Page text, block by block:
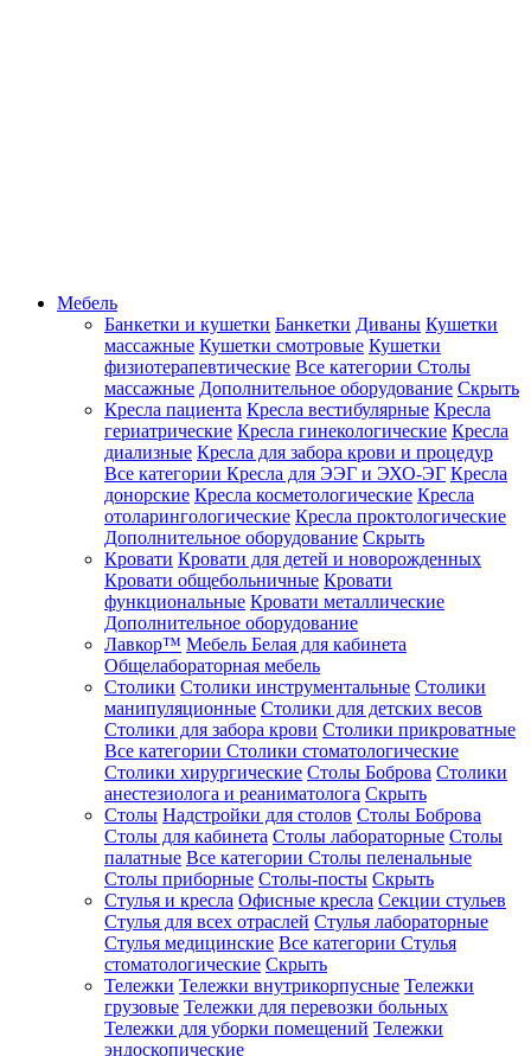
Мебель
Банкетки и кушетки Банкетки Диваны Кушетки
массажные Кушетки смотровые Кушетки
физиотерапевтические Все категории Столы
массажные Дополнительное оборудование Скрыть
Кресла пациента Кресла вестибулярные Кресла
гериатрические Кресла гинекологические Кресла
диализные Кресла для забора крови и процедур
Все категории Кресла для ЭЭГ и ЭХО-ЭГ Кресла
донорские Кресла косметологические Кресла
отоларингологические Кресла проктологические
Дополнительное оборудование Скрыть
Кровати Кровати для детей и новорожденных
Кровати общебольничные Кровати
функциональные Кровати металлические
Дополнительное оборудование
Лавкор™ Мебель Белая для кабинета
Общелабораторная мебель
Столики Столики инструментальные Столики
манипуляционные Столики для детских весов
Столики для забора крови Столики прикроватные
Все категории Столики стоматологические
Столики хирургические Столы Боброва Столики
анестезиолога и реаниматолога Скрыть
Столы Надстройки для столов Столы Боброва
Столы для кабинета Столы лабораторные Столы
палатные Все категории Столы пеленальные
Столы приборные Столы-посты Скрыть
Стулья и кресла Офисные кресла Секции стульев
Стулья для всех отраслей Стулья лабораторные
Стулья медицинские Все категории Стулья
стоматологические Скрыть
Тележки Тележки внутрикорпусные Тележки
грузовые Тележки для перевозки больных
Тележки для уборки помещений Тележки
эндоскопические